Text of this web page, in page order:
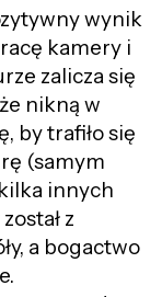
wynik
kamery i
zalicza się
nikną w
by trafiło się
(samym
innych
z
a bogactwo